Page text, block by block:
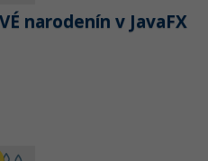
narodenín v JavaFX